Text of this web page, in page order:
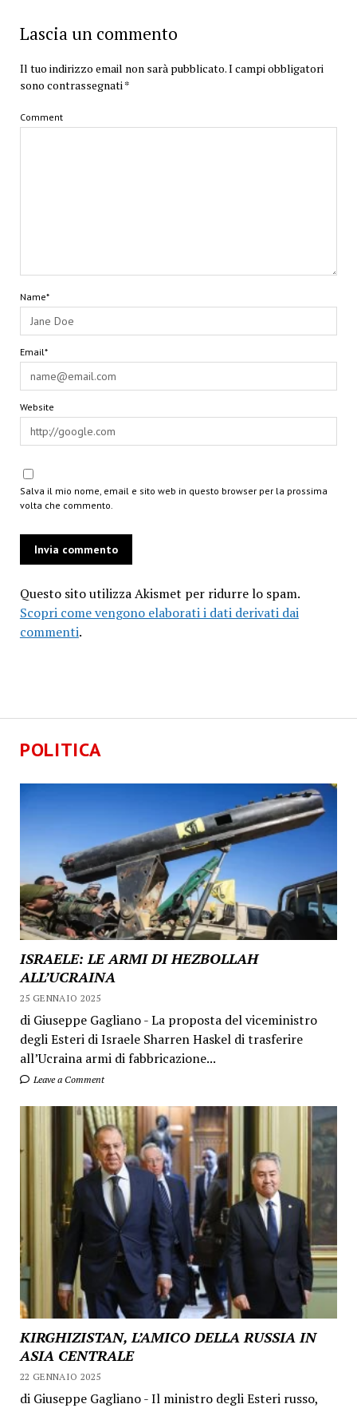
POLITICA
ISRAELE: LE ARMI DI HEZBOLLAH
ALL’UCRAINA
25 GENNAIO 2025
di Giuseppe Gagliano - La proposta del viceministro
degli Esteri di Israele Sharren Haskel di trasferire
all’Ucraina armi di fabbricazione...
Leave a Comment
KIRGHIZISTAN, L’AMICO DELLA RUSSIA IN
ASIA CENTRALE
22 GENNAIO 2025
di Giuseppe Gagliano - Il ministro degli Esteri russo,
Lascia un commento
Il tuo indirizzo email non sarà pubblicato.I campi obbligatori
sono contrassegnati *
Comment
Name*
Email*
Website
Salva il mio nome, email e sito web in questo browser per la prossima
volta che commento.
Questo sito utilizza Akismet per ridurre lo spam.
Scopri come vengono elaborati i dati derivati dai
commenti.